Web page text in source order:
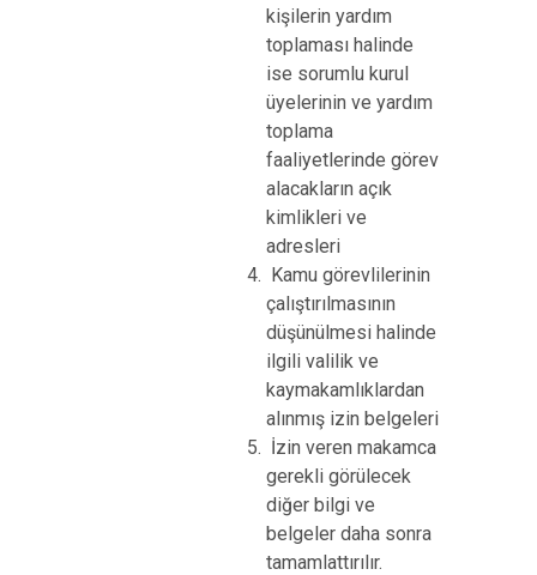
kişilerin yardım
toplaması halinde
ise sorumlu kurul
üyelerinin ve yardım
toplama
faaliyetlerinde görev
alacakların açık
kimlikleri ve
adresleri
Kamu görevlilerinin
çalıştırılmasının
düşünülmesi halinde
ilgili valilik ve
kaymakamlıklardan
alınmış izin belgeleri
İzin veren makamca
gerekli görülecek
diğer bilgi ve
belgeler daha sonra
tamamlattırılır.